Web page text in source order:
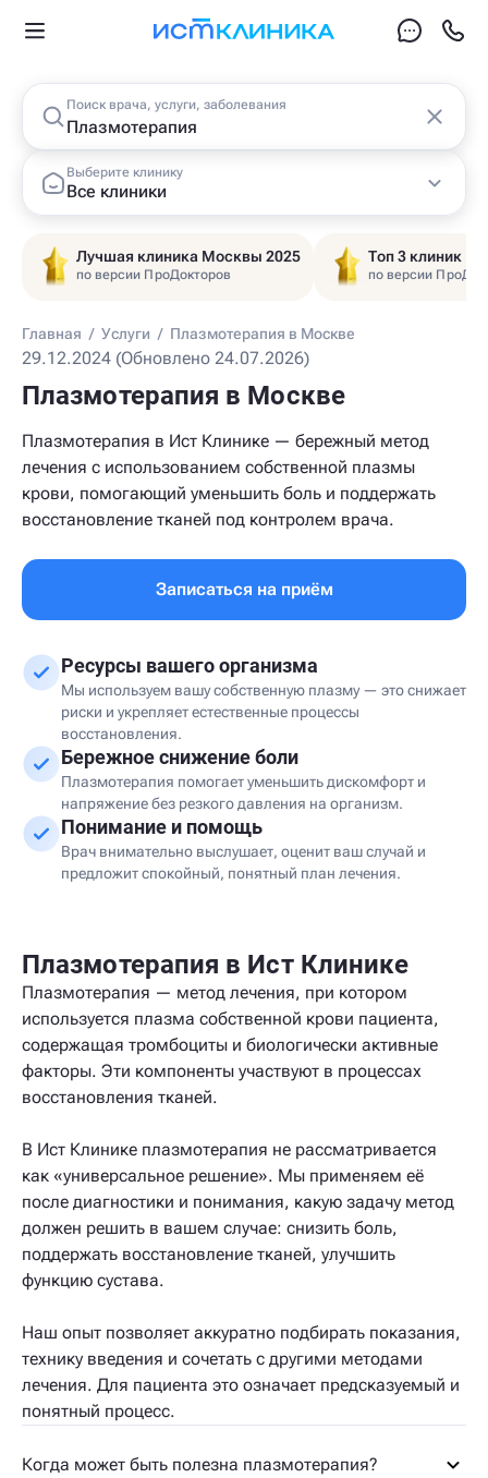
Поиск врача, услуги, заболевания
Выберите клинику
Все клиники
Лучшая клиника Москвы 2025
по версии ПроДокторов
Топ 3 клиник
по версии
Главная / Услуги / Плазмотерапия в Москве
29.12.2024 (Обновлено 24.07.2026)
Плазмотерапия в Москве
Плазмотерапия в Ист Клинике — бережный метод
лечения с использованием собственной плазмы
крови, помогающий уменьшить боль и поддержать
восстановление тканей под контролем врача.
Записаться на приём
Ресурсы вашего организма
Мы используем вашу собственную плазму — это снижает
риски и укрепляет естественные процессы
восстановления.
Бережное снижение боли
Плазмотерапия помогает уменьшить дискомфорт и
напряжение без резкого давления на организм.
Понимание и помощь
Врач внимательно выслушает, оценит ваш случай и
предложит спокойный, понятный план лечения.
Плазмотерапия в Ист Клинике
Плазмотерапия — метод лечения, при котором
используется плазма собственной крови пациента,
содержащая тромбоциты и биологически активные
факторы. Эти компоненты участвуют в процессах
восстановления тканей.
В Ист Клинике плазмотерапия не рассматривается
как «универсальное решение». Мы применяем её
после диагностики и понимания, какую задачу метод
должен решить в вашем случае: снизить боль,
поддержать восстановление тканей, улучшить
функцию сустава.
Наш опыт позволяет аккуратно подбирать показания,
технику введения и сочетать с другими методами
лечения. Для пациента это означает предсказуемый и
понятный процесс.
Когда может быть полезна плазмотерапия?